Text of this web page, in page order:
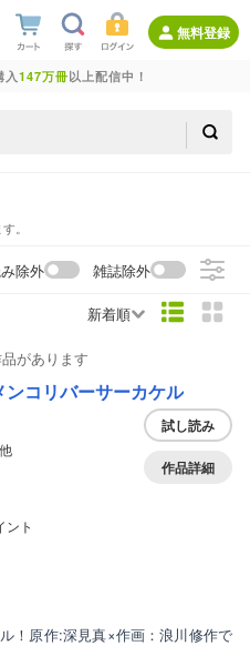
無料登録
入147万冊以上配信中！
。
除外 雑誌除外
新着順
があります
コリバーサーカケル
ント
試し読み
作品詳細
！原作:深見真×作画：浪川修作で